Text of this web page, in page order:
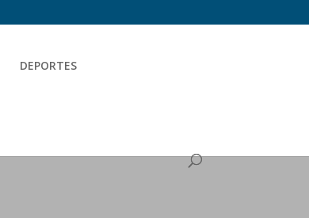
DEPORTES